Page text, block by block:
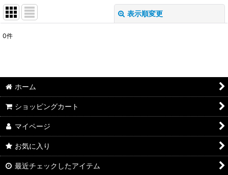
表示順変更
絞り込む
0件
ホーム
ショッピングカート
マイページ
お気に入り
最近チェックしたアイテム